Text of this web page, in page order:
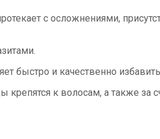
с осложнениями,
быстро и качественно
к волосам, а также за